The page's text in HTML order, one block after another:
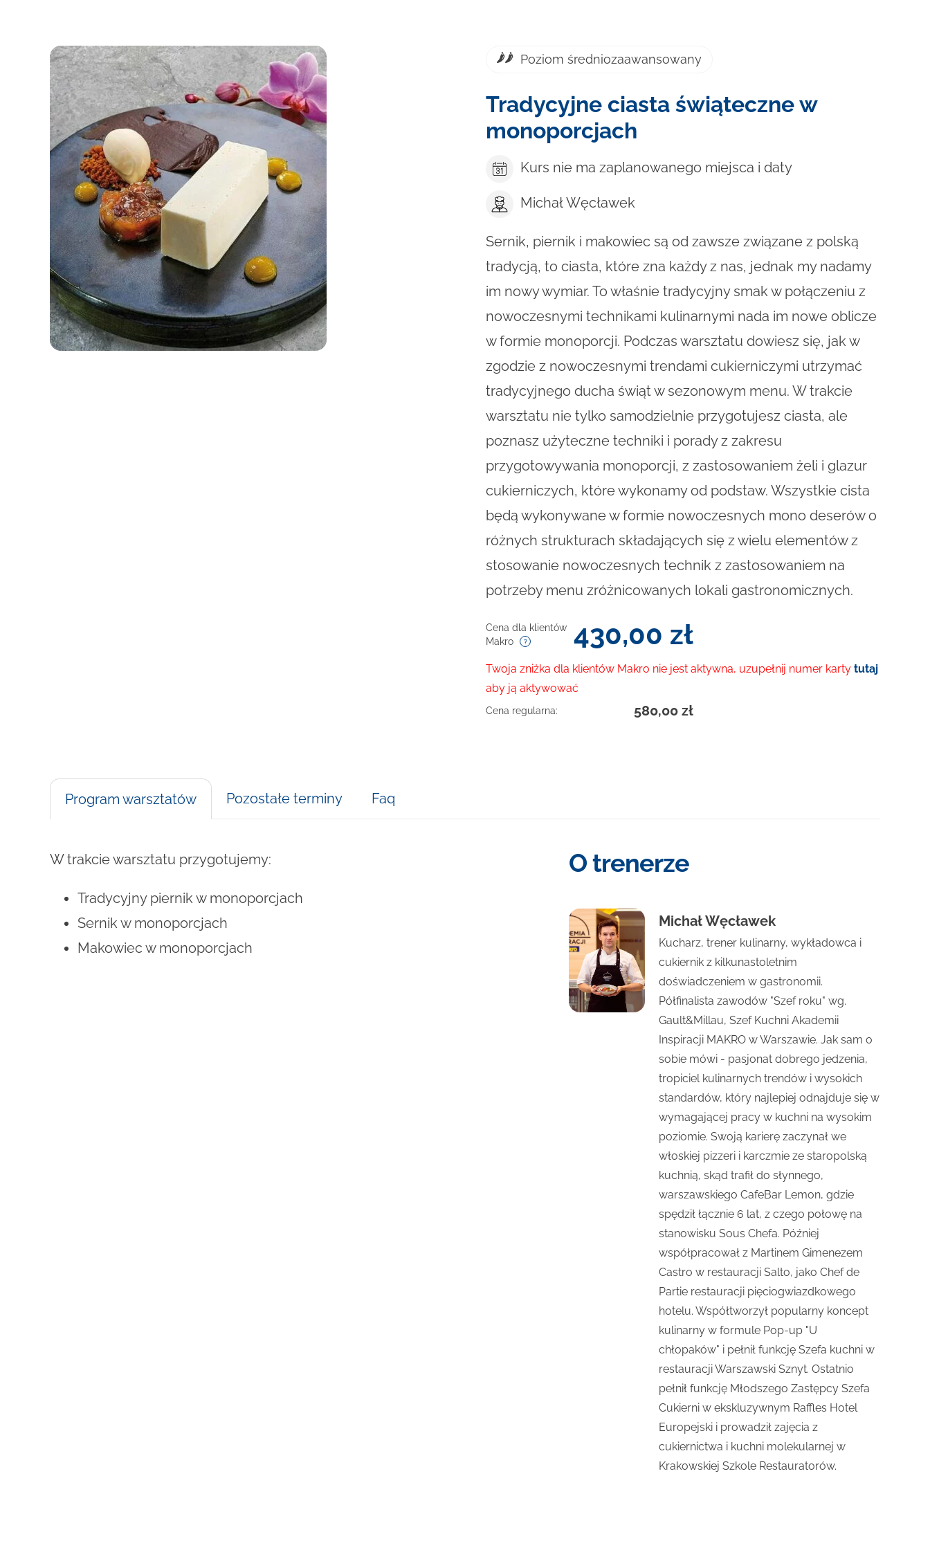
Poziom średniozaawansowany
Tradycyjne ciasta świąteczne w
monoporcjach
Cena dla klientów
Makro
430,00 zł
Twoja zniżka dla klientów Makro nie jest aktywna, uzupełnij numer karty tutaj
aby ją aktywować
Cena regularna: 580,00 zł
Sernik, piernik i makowiec są od zawsze związane z polską
tradycją, to ciasta, które zna każdy z nas, jednak my nadamy
im nowy wymiar. To właśnie tradycyjny smak w połączeniu z
nowoczesnymi technikami kulinarnymi nada im nowe oblicze
w formie monoporcji. Podczas warsztatu dowiesz się, jak w
zgodzie z nowoczesnymi trendami cukierniczymi utrzymać
tradycyjnego ducha świąt w sezonowym menu. W trakcie
warsztatu nie tylko samodzielnie przygotujesz ciasta, ale
poznasz użyteczne techniki i porady z zakresu
przygotowywania monoporcji, z zastosowaniem żeli i glazur
cukierniczych, które wykonamy od podstaw. Wszystkie cista
będą wykonywane w formie nowoczesnych mono deserów o
różnych strukturach składających się z wielu elementów z
stosowanie nowoczesnych technik z zastosowaniem na
potrzeby menu zróżnicowanych lokali gastronomicznych.
Kurs nie ma zaplanowanego miejsca i daty
Michał Węcławek
Program warsztatów Pozostałe terminy Faq
W trakcie warsztatu przygotujemy:
Tradycyjny piernik w monoporcjach
Sernik w monoporcjach
Makowiec w monoporcjach
O trenerze
Michał Węcławek
Kucharz, trener kulinarny, wykładowca i
cukiernik z kilkunastoletnim
doświadczeniem w gastronomii.
Półfinalista zawodów "Szef roku" wg.
Gault&Millau, Szef Kuchni Akademii
Inspiracji MAKRO w Warszawie. Jak sam o
sobie mówi - pasjonat dobrego jedzenia,
tropiciel kulinarnych trendów i wysokich
standardów, który najlepiej odnajduje się w
wymagającej pracy w kuchni na wysokim
poziomie. Swoją karierę zaczynał we
włoskiej pizzeri i karczmie ze staropolską
kuchnią, skąd trafił do słynnego,
warszawskiego CafeBar Lemon, gdzie
spędził łącznie 6 lat, z czego połowę na
stanowisku Sous Chefa. Później
współpracował z Martinem Gimenezem
Castro w restauracji Salto, jako Chef de
Partie restauracji pięciogwiazdkowego
hotelu. Współtworzył popularny koncept
kulinarny w formule Pop-up "U
chłopaków" i pełnił funkcję Szefa kuchni w
restauracji Warszawski Sznyt. Ostatnio
pełnił funkcję Młodszego Zastępcy Szefa
Cukierni w ekskluzywnym Raffles Hotel
Europejski i prowadził zajęcia z
cukiernictwa i kuchni molekularnej w
Krakowskiej Szkole Restauratorów.